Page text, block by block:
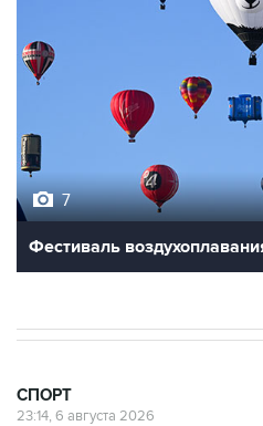
7
Фестиваль
СПОРТ
23:14, 6 августа 2026